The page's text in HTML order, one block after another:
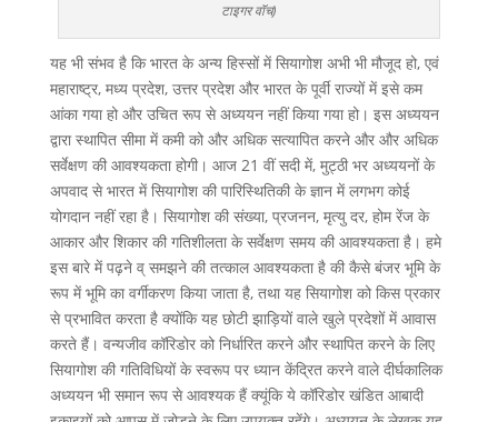
टाइगर वॉच)
यह भी संभव है कि भारत के अन्य हिस्सों में सियागोश अभी भी मौजूद हो, एवं
महाराष्ट्र, मध्य प्रदेश, उत्तर प्रदेश और भारत के पूर्वी राज्यों में इसे कम
आंका गया हो और उचित रूप से अध्ययन नहीं किया गया हो। इस अध्ययन
द्वारा स्थापित सीमा में कमी को और अधिक सत्यापित करने और और अधिक
सर्वेक्षण की आवश्यकता होगी। आज 21 वीं सदी में, मुट्ठी भर अध्ययनों के
अपवाद से भारत में सियागोश की पारिस्थितिकी के ज्ञान में लगभग कोई
योगदान नहीं रहा है। सियागोश की संख्या, प्रजनन, मृत्यु दर, होम रेंज के
आकार और शिकार की गतिशीलता के सर्वेक्षण समय की आवश्यकता है। हमे
इस बारे में पढ़ने व् समझने की तत्काल आवश्यकता है की कैसे बंजर भूमि के
रूप में भूमि का वर्गीकरण किया जाता है, तथा यह सियागोश को किस प्रकार
से प्रभावित करता है क्योंकि यह छोटी झाड़ियों वाले खुले प्रदेशों में आवास
करते हैं। वन्यजीव कॉरिडोर को निर्धारित करने और स्थापित करने के लिए
सियागोश की गतिविधियों के स्वरूप पर ध्यान केंद्रित करने वाले दीर्घकालिक
अध्ययन भी समान रूप से आवश्यक हैं क्यूंकि ये कॉरिडोर खंडित आबादी